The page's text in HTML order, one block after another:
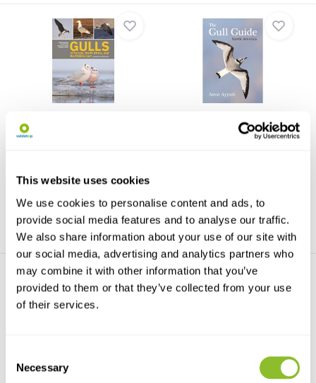
This website uses cookies
We use cookies to personalise content and ads, to
provide social media features and to analyse our traffic.
We also share information about your use of our site with
our social media, advertising and analytics partners who
may combine it with other information that you’ve
provided to them or that they’ve collected from your use
of their services.
Selection
Necessary
Africa, and the M...
Gulls of Europe, North Africa,
€41,20
Gull identification can be
challenging for even ...
Gulls of Europe, Asia and
North America
Gulls Simplified is een handig